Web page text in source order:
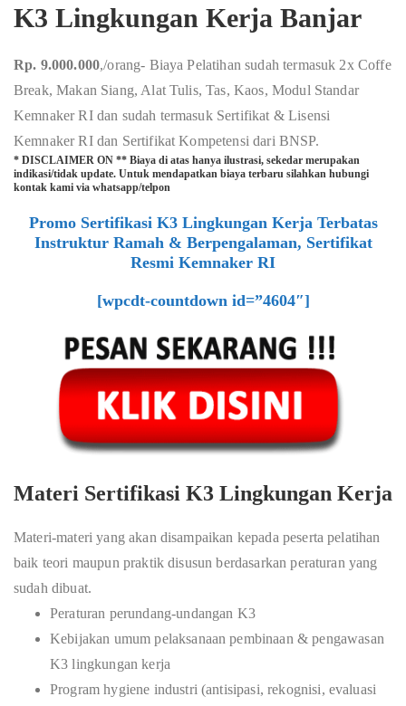
K3 Lingkungan Kerja Banjar
Rp. 9.000.000,/orang- Biaya Pelatihan sudah termasuk 2x Coffe
Break, Makan Siang, Alat Tulis, Tas, Kaos, Modul Standar
Kemnaker RI dan sudah termasuk Sertifikat & Lisensi
Kemnaker RI dan Sertifikat Kompetensi dari BNSP.
* DISCLAIMER ON ** Biaya di atas hanya ilustrasi, sekedar merupakan
indikasi/tidak update. Untuk mendapatkan biaya terbaru silahkan hubungi
kontak kami via whatsapp/telpon
Promo Sertifikasi K3 Lingkungan Kerja Terbatas
Instruktur Ramah & Berpengalaman, Sertifikat
Resmi Kemnaker RI
[wpcdt-countdown id=”4604″]
Materi Sertifikasi K3 Lingkungan Kerja
Materi-materi yang akan disampaikan kepada peserta pelatihan
baik teori maupun praktik disusun berdasarkan peraturan yang
sudah dibuat.
Peraturan perundang-undangan K3
Kebijakan umum pelaksanaan pembinaan & pengawasan
K3 lingkungan kerja
Program hygiene industri (antisipasi, rekognisi, evaluasi